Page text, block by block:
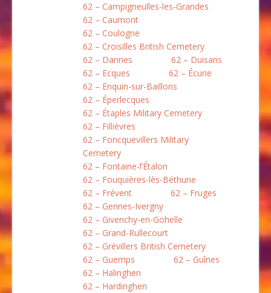
62 – Campigneulles-les-Grandes
62 – Caumont
62 – Coulogne
62 – Croisilles British Cemetery
62 – Dannes
62 – Duisans
62 – Ecques
62 – Écurie
62 – Enquin-sur-Baillons
62 – Éperlecques
62 – Étaples Military Cemetery
62 – Fillièvres
62 – Foncquevillers Military
Cemetery
62 – Fontaine-l’Étalon
62 – Fouquières-lès-Béthune
62 – Frévent
62 – Fruges
62 – Gennes-Ivergny
62 – Givenchy-en-Gohelle
62 – Grand-Rullecourt
62 – Grévillers British Cemetery
62 – Guemps
62 – Guînes
62 – Halinghen
62 – Hardinghen